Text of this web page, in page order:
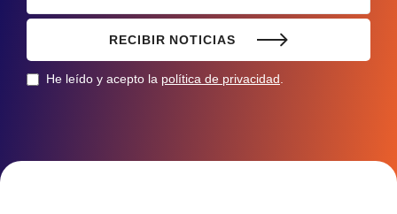
RECIBIR NOTICIAS
He leído y acepto la política de privacidad